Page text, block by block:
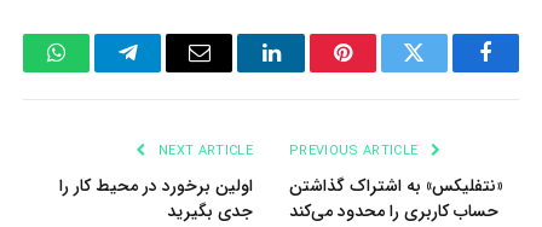
Facebook
Twitter
Pinterest
LinkedIn
Email
Telegram
«نتفلیکس» به اشتراک گذاشتن
حساب کاربری را محدود می‌کند
NEXT ARTICLE
اولین برخورد در محیط کار را
جدی بگیرید